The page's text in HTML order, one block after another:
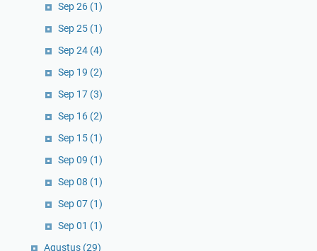
Sep 26 (1)
Sep 25 (1)
Sep 24 (4)
Sep 19 (2)
Sep 17 (3)
Sep 16 (2)
Sep 15 (1)
Sep 09 (1)
Sep 08 (1)
Sep 07 (1)
Sep 01 (1)
Agustus (29)